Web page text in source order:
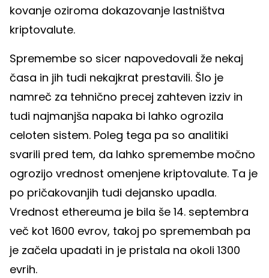
kovanje oziroma dokazovanje lastništva
kriptovalute.
Spremembe so sicer napovedovali že nekaj
časa in jih tudi nekajkrat prestavili. Šlo je
namreč za tehnično precej zahteven izziv in
tudi najmanjša napaka bi lahko ogrozila
celoten sistem. Poleg tega pa so analitiki
svarili pred tem, da lahko spremembe močno
ogrozijo vrednost omenjene kriptovalute. Ta je
po pričakovanjih tudi dejansko upadla.
Vrednost ethereuma je bila še 14. septembra
več kot 1600 evrov, takoj po spremembah pa
je začela upadati in je pristala na okoli 1300
evrih.